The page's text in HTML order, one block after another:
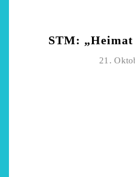
STM:
21.